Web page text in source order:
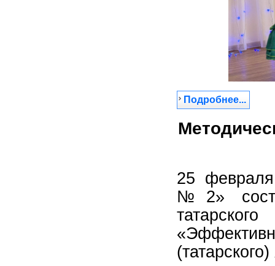
Подробнее...
25
№2»